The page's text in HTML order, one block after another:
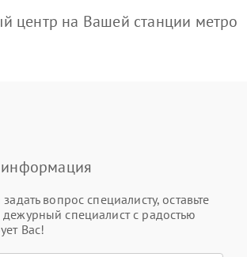
центр на Вашей станции метро
информация
вопрос специалисту, оставьте
специалист с радостью
Вас!